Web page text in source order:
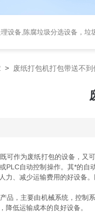
设备,陈腐垃圾分选设备，垃
> 废纸打包机打包带送不
可作为废纸打包的设备，又
PLC自动控制操作。其*的
力、减少运输费用的好设备
，主要由机械系统，控制系
降低运输成本的良好设备。